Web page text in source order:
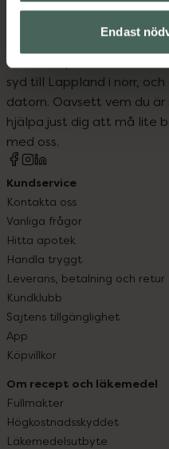
Endast
Kronans Apotek finns här
syd till Lappland i norr,
datorn. Oavsett vem du
hjälpa just dig att må lite
med oss.
Kundservice
Kontakta oss
Vanliga frågor
Hitta apotek
Handla tryggt
Leverans, betalning och retur
Kundklubb
Sajtens tillgänglighet
App
Köpvillkor
Om recept och läkemedel
Fullmakter
Högkostnadsskyddet
Läkemedelsutbyte